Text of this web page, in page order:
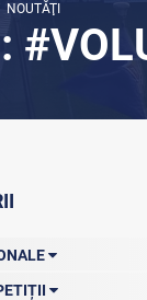
NOUTĂŢI